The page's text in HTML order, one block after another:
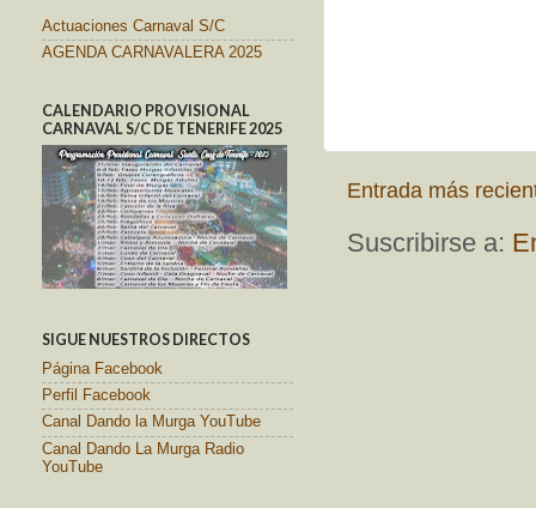
Entrada más
Suscribirse a:
Actuaciones Carnaval S/C
AGENDA CARNAVALERA 2025
CALENDARIO PROVISIONAL
CARNAVAL S/C DE TENERIFE 2025
SIGUE NUESTROS DIRECTOS
Página Facebook
Perfil Facebook
Canal Dando la Murga YouTube
Canal Dando La Murga Radio
YouTube